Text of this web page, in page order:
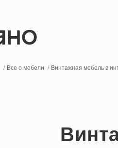
Все о мебели Винтажная мебель в